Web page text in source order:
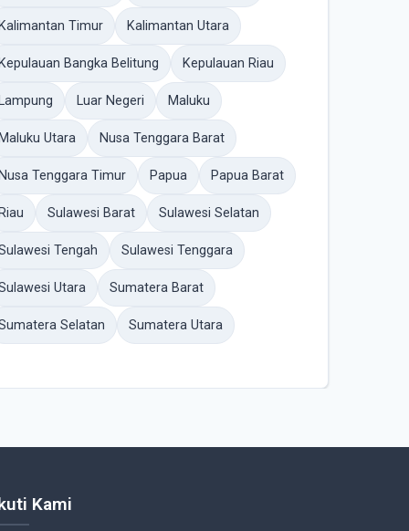
Timur Kalimantan Utara
Bangka Belitung Kepulauan Riau
Luar Negeri Maluku
Utara Nusa Tenggara Barat
Tenggara Timur Papua Papua Barat
Sulawesi Barat Sulawesi Selatan
Tengah Sulawesi Tenggara
Utara Sumatera Barat
Selatan Sumatera Utara
Kami